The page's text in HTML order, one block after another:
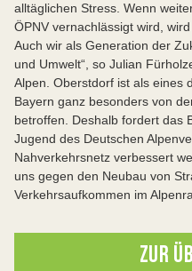
alltäglichen Stress. Wenn
ÖPNV vernachlässigt wird,
Auch wir als Generation der
und Umwelt“, so Julian
Alpen. Oberstdorf ist als eines
Bayern ganz besonders von
betroffen. Deshalb fordert das
Jugend des Deutschen
Nahverkehrsnetz verbessert
uns gegen den Neubau von
Verkehrsaufkommen im
ZUR